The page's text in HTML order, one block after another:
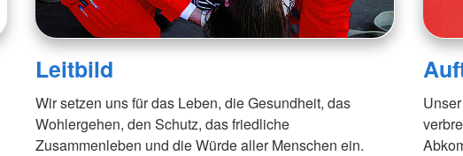
Leitbild
Wir setzen uns für das Leben, die Gesundheit, das
Wohlergehen, den Schutz, das friedliche
Zusammenleben und die Würde aller Menschen ein.